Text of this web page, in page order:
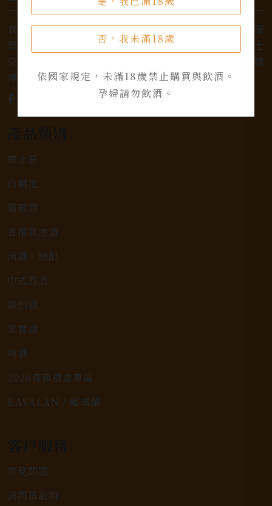
否，我未滿18歲
依國家規定，未滿18歲禁止購買與飲酒。
孕婦請勿飲酒。
我們是專業銷售威士忌及各式酒類的店家，為您提供優
質的選擇和卓越的服務。不論您是熱愛品味經典的威士
忌，或者尋求一款特殊的葡萄酒，我們都有廣泛的選
擇，滿足您的個人口味和喜好。
威士忌
白蘭地
葡萄酒
香檳氣泡酒
清酒、燒酎
中式烈酒
調烈酒
果實酒
啤酒
2026春節禮盒專區
KAVALAN / 噶瑪蘭
常見問題
詢問單說明